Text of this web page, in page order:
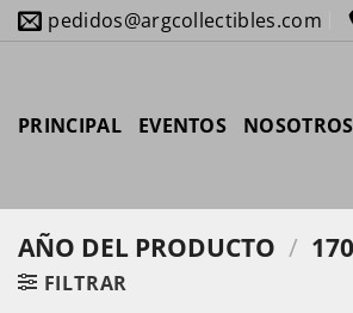
Saltar
al
pedidos@argcollectibles.com
PRINCIPAL EVENTOS NOSOTROS
AÑO DEL PRODUCTO /
FILTRAR